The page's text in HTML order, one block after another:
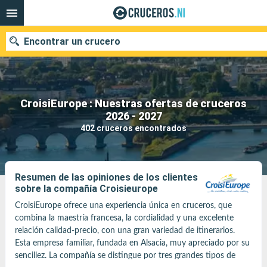
CroisiEurope : Nuestras ofertas de cruceros
2026 - 2027
402 cruceros encontrados
Encontrar un crucero
Nuestros destinos
Fecha de salida
Puertos Compañías
Buscar
Resumen de las opiniones de los clientes
sobre la compañía Croisieurope
CroisiEurope ofrece una experiencia única en cruceros, que
combina la maestría francesa, la cordialidad y una excelente
relación calidad-precio, con una gran variedad de itinerarios.
Esta empresa familiar, fundada en Alsacia, muy apreciado por su
sencillez. La compañía se distingue por tres grandes tipos de